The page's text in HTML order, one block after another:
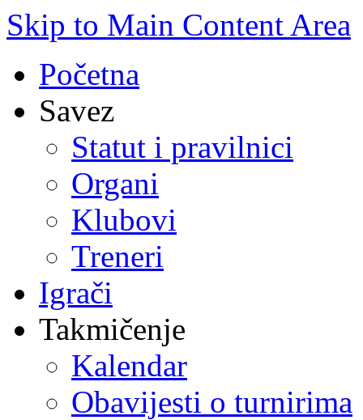
Skip to Main Content Area
Početna
Savez
Statut i pravilnici
Organi
Klubovi
Treneri
Igrači
Takmičenje
Kalendar
Obavijesti o turnirima